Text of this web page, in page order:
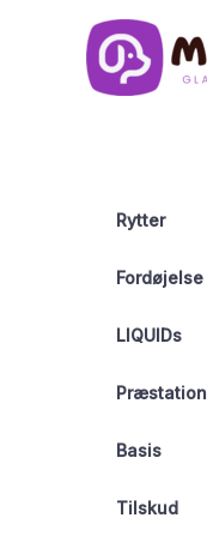
Rytter
Fordøjelse
LIQUIDs
Præstation
Basis
Tilskud